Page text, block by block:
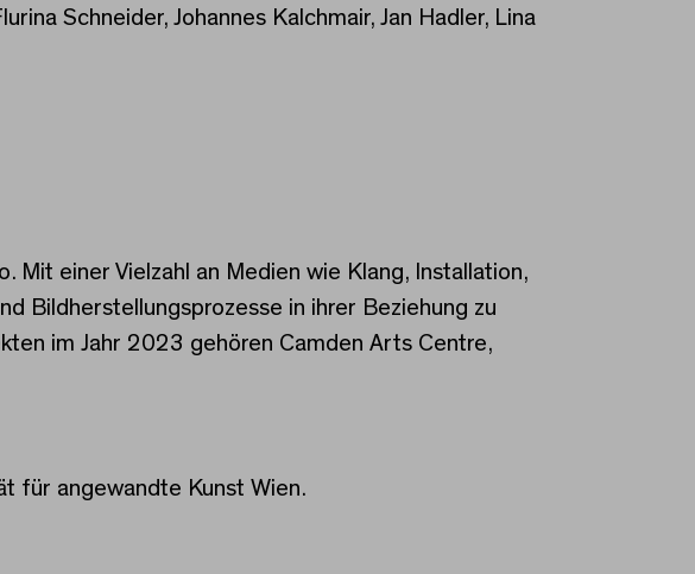
Schneider, Johannes Kalchmair, Jan Hadler, Lina
einer Vielzahl an Medien wie Klang, Installation,
Bildherstellungsprozesse in ihrer Beziehung zu
im Jahr 2023 gehören Camden Arts Centre,
für angewandte Kunst Wien.